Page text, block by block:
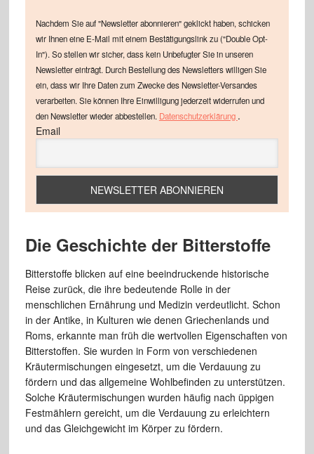
Nachdem Sie auf "Newsletter abonnieren" geklickt haben, schicken
wir Ihnen eine E-Mail mit einem Bestätigungslink zu ("Double Opt-
In"). So stellen wir sicher, dass kein Unbefugter Sie in unseren
Newsletter einträgt. Durch Bestellung des Newsletters willigen Sie
ein, dass wir Ihre Daten zum Zwecke des Newsletter-Versandes
verarbeiten. Sie können Ihre Einwilligung jederzeit widerrufen und
den Newsletter wieder abbestellen. Datenschutzerklärung .
Email
Die Geschichte der Bitterstoffe
Bitterstoffe blicken auf eine beeindruckende historische
Reise zurück, die ihre bedeutende Rolle in der
menschlichen Ernährung und Medizin verdeutlicht. Schon
in der Antike, in Kulturen wie denen Griechenlands und
Roms, erkannte man früh die wertvollen Eigenschaften von
Bitterstoffen. Sie wurden in Form von verschiedenen
Kräutermischungen eingesetzt, um die Verdauung zu
fördern und das allgemeine Wohlbefinden zu unterstützen.
Solche Kräutermischungen wurden häufig nach üppigen
Festmählern gereicht, um die Verdauung zu erleichtern
und das Gleichgewicht im Körper zu fördern.